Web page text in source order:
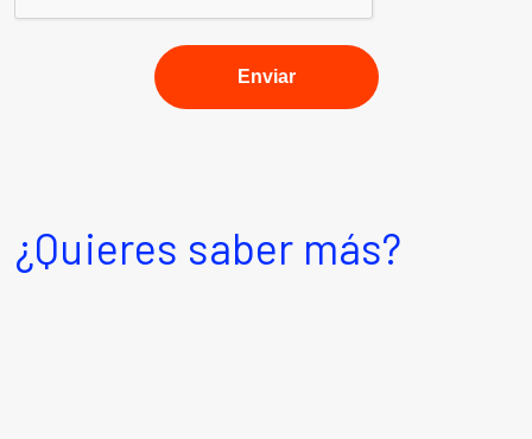
¿Quieres saber más?